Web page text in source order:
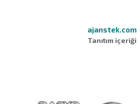
ajanstek.com
Tanıtım içeriği